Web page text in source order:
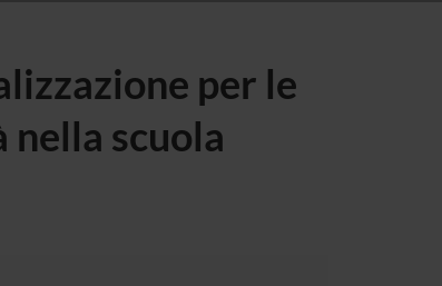
per le
scuola